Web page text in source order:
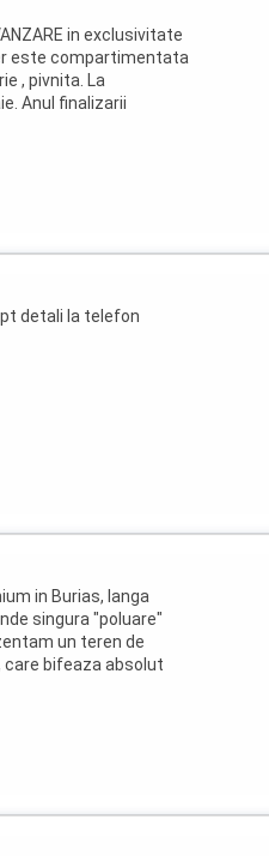
in exclusivitate
este compartimentata
, pivnita. La
Anul finalizarii
detali la telefon
in Burias, langa
singura "poluare"
un teren de
care bifeaza absolut